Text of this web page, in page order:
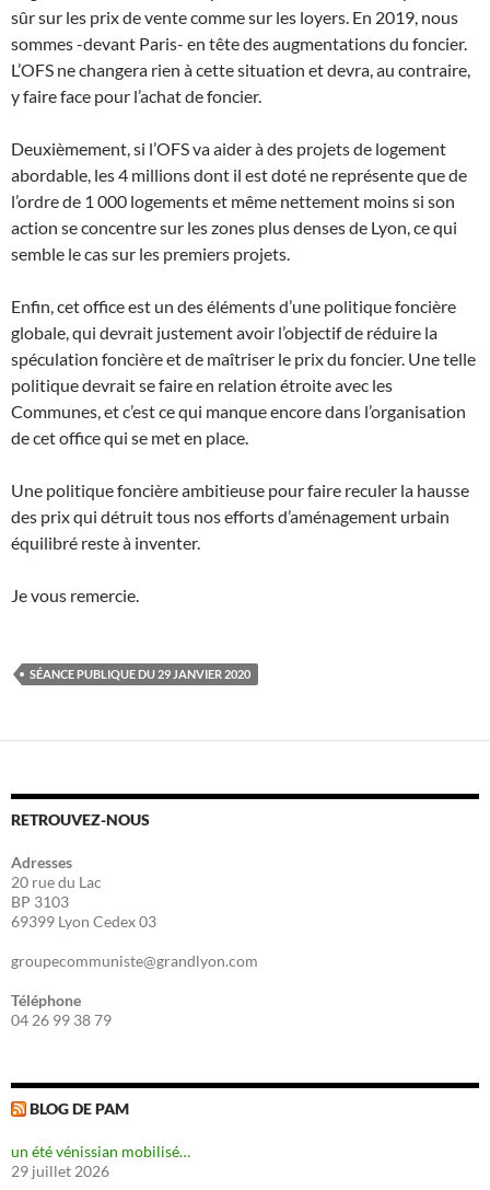
sûr sur les prix de vente comme sur les loyers. En 2019, nous
sommes -devant Paris- en tête des augmentations du foncier.
L’OFS ne changera rien à cette situation et devra, au contraire,
y faire face pour l’achat de foncier.
Deuxièmement, si l’OFS va aider à des projets de logement
abordable, les 4 millions dont il est doté ne représente que de
l’ordre de 1 000 logements et même nettement moins si son
action se concentre sur les zones plus denses de Lyon, ce qui
semble le cas sur les premiers projets.
Enfin, cet office est un des éléments d’une politique foncière
globale, qui devrait justement avoir l’objectif de réduire la
spéculation foncière et de maîtriser le prix du foncier. Une telle
politique devrait se faire en relation étroite avec les
Communes, et c’est ce qui manque encore dans l’organisation
de cet office qui se met en place.
Une politique foncière ambitieuse pour faire reculer la hausse
des prix qui détruit tous nos efforts d’aménagement urbain
équilibré reste à inventer.
Je vous remercie.
SÉANCE PUBLIQUE DU 29 JANVIER 2020
RETROUVEZ-NOUS
Adresses
20 rue du Lac
BP 3103
69399 Lyon Cedex 03
groupecommuniste@grandlyon.com
Téléphone
04 26 99 38 79
BLOG DE PAM
un été vénissian mobilisé…
29 juillet 2026